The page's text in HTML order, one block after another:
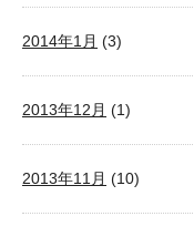
2014年1月 (3)
2013年12月 (1)
2013年11月 (10)